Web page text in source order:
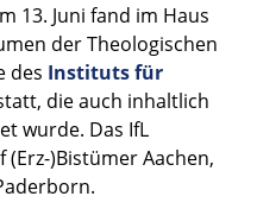
13. Juni fand im Haus
der Theologischen
des Instituts für
die auch inhaltlich
wurde. Das IfL
)Bistümer Aachen,